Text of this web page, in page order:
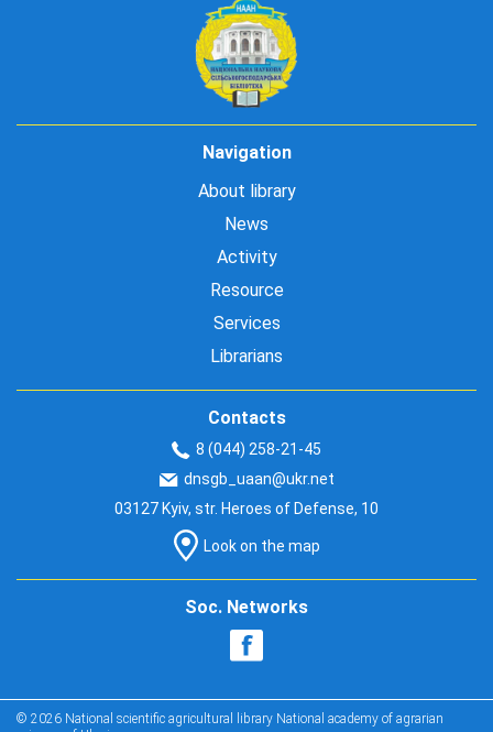
Navigation
About library
News
Activity
Resource
Services
Librarians
Contacts
8 (044) 258-21-45
dnsgb_uaan@ukr.net
03127 Kyiv, str. Heroes of Defense, 10
Look on the map
Soc. Networks
© 2026 National scientific agricultural library National academy of agrarian